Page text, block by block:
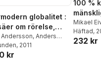
globalitet :
om rörelse,
och fjärran ting
10 000 år
Andersson, Anders
,Hans Bolin
, 2011
kr
100 %
och
Mikael
Furumark
Christine
Häftad,
232 kr